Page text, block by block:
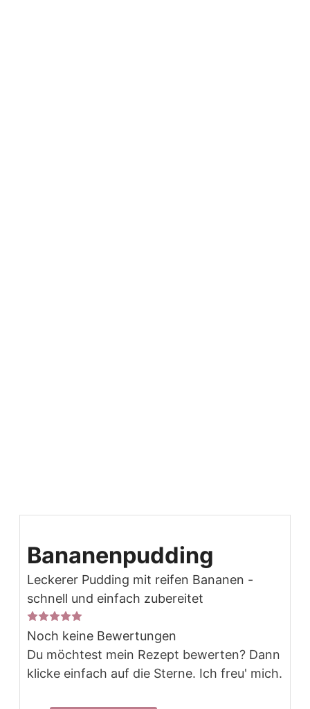
Bananenpudding
Leckerer Pudding mit reifen Bananen -
schnell und einfach zubereitet
Noch keine Bewertungen
Du möchtest mein Rezept bewerten? Dann
klicke einfach auf die Sterne. Ich freu' mich.